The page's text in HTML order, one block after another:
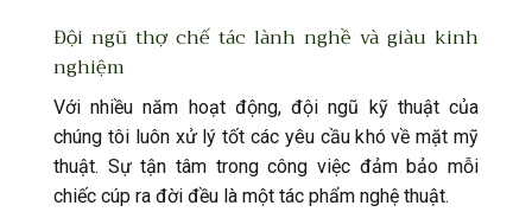
Đội ngũ thợ chế tác lành nghề và giàu kinh
nghiệm
Với nhiều năm hoạt động, đội ngũ kỹ thuật của
chúng tôi luôn xử lý tốt các yêu cầu khó về mặt mỹ
thuật. Sự tận tâm trong công việc đảm bảo mỗi
chiếc cúp ra đời đều là một tác phẩm nghệ thuật.